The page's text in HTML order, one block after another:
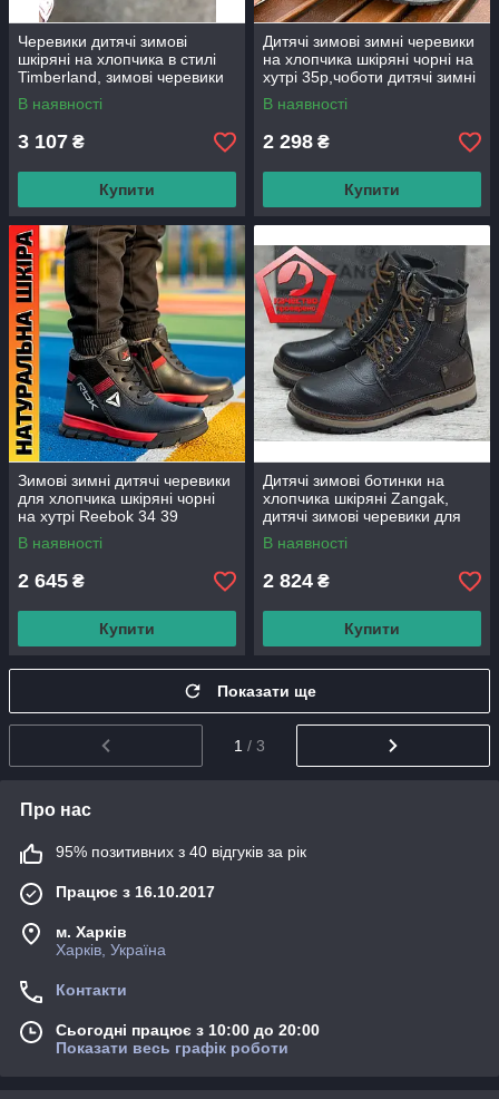
Черевики дитячі зимові
шкіряні на хлопчика в стилі
Timberland, зимові черевики
на хлопчика
В наявності
3 107 ₴
Купити
Дитячі зимові зимні черевики
на хлопчика шкіряні чорні на
хутрі 35р,чоботи дитячі зимні
шкіряні для хлопчика
В наявності
2 298 ₴
Купити
Зимові зимні дитячі черевики
для хлопчика шкіряні чорні
на хутрі Reebok 34 39
розмір,чоботи дитячі зимні
шкіряні для хлопчика
В наявності
2 645 ₴
Купити
Дитячі зимові ботинки на
хлопчика шкіряні Zangak,
дитячі зимові черевики для
хлопчика шкіряні від
виробника
В наявності
2 824 ₴
Купити
Показати ще
1 / 3
Про нас
95% позитивних з 40 відгуків за рік
Працює з 16.10.2017
м. Харків
Харків, Україна
Контакти
Сьогодні працює з 10:00 до 20:00
Показати весь графік роботи